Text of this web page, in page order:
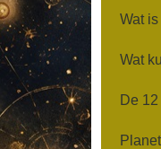
Wat
Wat
De